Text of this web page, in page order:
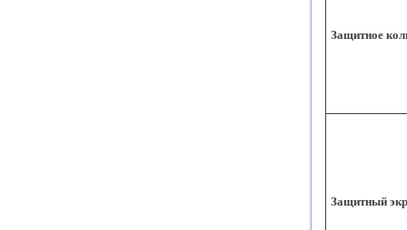
Защитное
Защитный